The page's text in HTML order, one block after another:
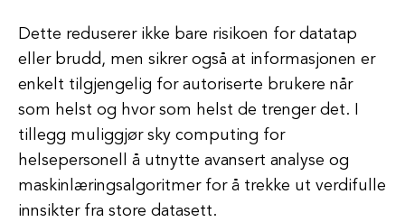
Dette reduserer ikke bare risikoen for datatap
eller brudd, men sikrer også at informasjonen er
enkelt tilgjengelig for autoriserte brukere når
som helst og hvor som helst de trenger det. I
tillegg muliggjør sky computing for
helsepersonell å utnytte avansert analyse og
maskinlæringsalgoritmer for å trekke ut verdifulle
innsikter fra store datasett.